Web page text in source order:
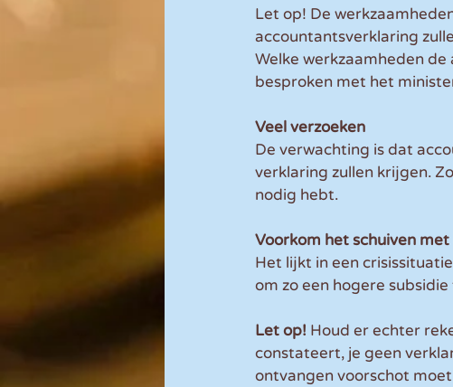
Let op! De
accountantsverklaring
Welke werkzaamheden
besproken met het
Veel verzoeken
De verwachting is dat
verklaring zullen krijgen.
nodig hebt.
Voorkom het schuiven
Het lijkt in een
om zo een hogere
Let op! Houd er echter
constateert, je geen
ontvangen voorschot